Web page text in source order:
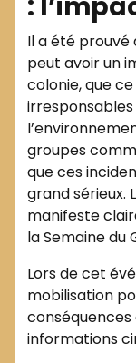
Il a été prouvé
peut avoir un
colonie, que
groupes
que ces
grand sérieux.
manifeste
la Semaine du
Lors de cet
mobilisation
conséquences
informations